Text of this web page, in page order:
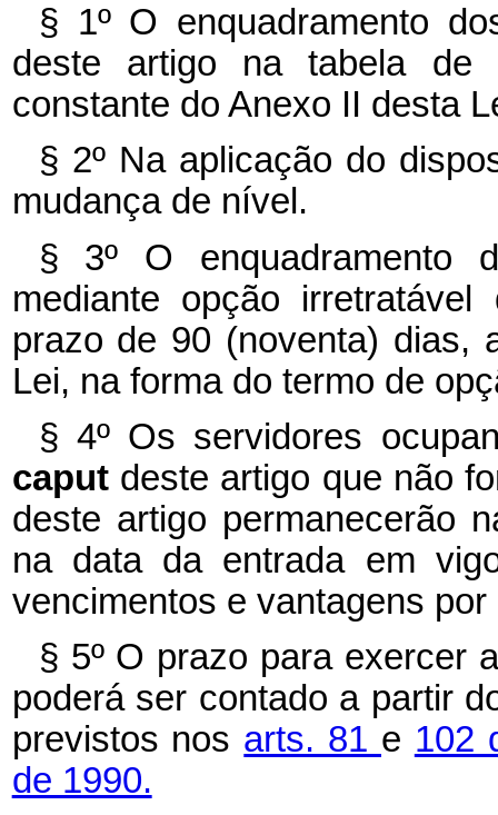
§ 1º O enquadramento
deste artigo na tabela de
constante do Anexo II desta
§ 2º Na aplicação do
mudança de nível.
§ 3º O enquadramento
mediante opção
prazo de 90 (noventa) dias,
Lei, na forma do termo de
§ 4º Os servidores
caput deste artigo que não
deste artigo permanecerão
na data da entrada em
vencimentos e vantagens
§ 5º O prazo para exercer
poderá ser contado a partir
previstos nos arts. 81 e 102
de 1990.